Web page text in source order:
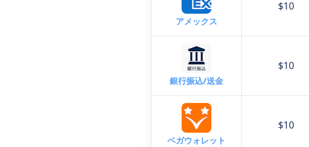
アメックス
$10
銀行振込/送金
$10
ベガウォレット
$10